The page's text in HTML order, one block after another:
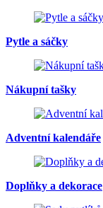
Pytle a sáčky
Nákupní tašky
Adventní kalendáře
Doplňky a dekorace